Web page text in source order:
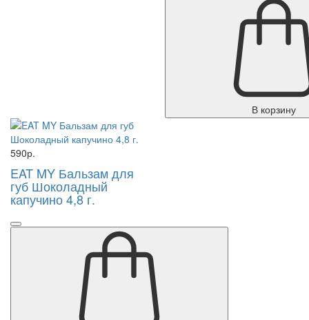
В корзину
590р.
EAT MY Бальзам для
губ Шоколадный
капучино 4,8 г.